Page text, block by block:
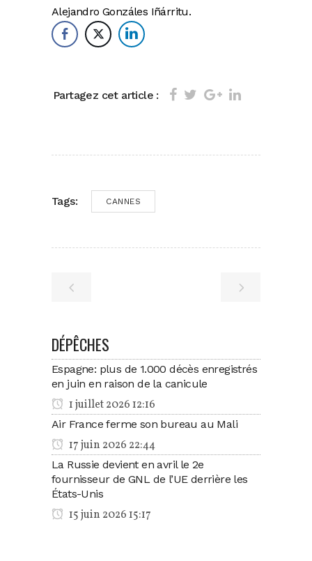
Alejandro Gonzáles Iñárritu.
Partagez cet article :
Tags: CANNES
DÉPÊCHES
Espagne: plus de 1.000 décès enregistrés
en juin en raison de la canicule
1 juillet 2026 12:16
Air France ferme son bureau au Mali
17 juin 2026 22:44
La Russie devient en avril le 2e
fournisseur de GNL de l’UE derrière les
États-Unis
15 juin 2026 15:17